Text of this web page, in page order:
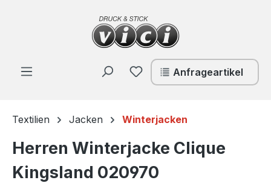
Zum Hauptinhalt springen
Du hast 0 Produkte auf
Anfrageartikel
Textilien Jacken Winterjacken
Herren Winterjacke Clique
Kingsland 020970